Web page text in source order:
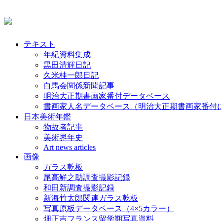
テキスト
年紀資料集成
黒田清輝日記
久米桂一郎日記
白馬会関係新聞記事
明治大正期書画家番付データベース
書画家人名データベース（明治大正期書画家番付
日本美術年鑑
物故者記事
美術界年史
Art news articles
画像
ガラス乾板
尾高鮮之助調査撮影記録
和田新調査撮影記録
新海竹太郎関連ガラス乾板
写真原板データベース（4×5カラー）
畑正吉フランス留学期写真資料